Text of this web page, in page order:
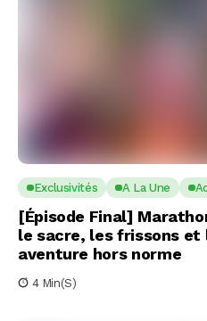
Exclusivités A La Une
[Épisode Final]
le sacre, les frissons et
aventure hors norme
4 Min(s)